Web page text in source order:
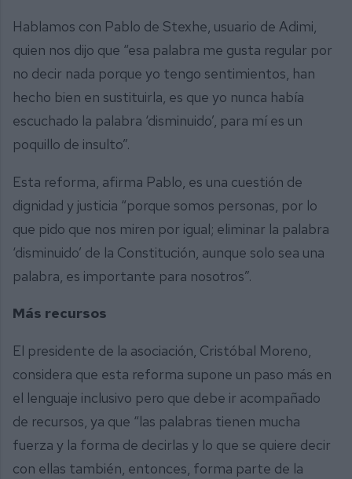
Hablamos con Pablo de Stexhe, usuario de Adimi,
quien nos dijo que “esa palabra me gusta regular por
no decir nada porque yo tengo sentimientos, han
hecho bien en sustituirla, es que yo nunca había
escuchado la palabra ‘disminuido’, para mí es un
poquillo de insulto”.
Esta reforma, afirma Pablo, es una cuestión de
dignidad y justicia “porque somos personas, por lo
que pido que nos miren por igual; eliminar la palabra
‘disminuido’ de la Constitución, aunque solo sea una
palabra, es importante para nosotros”.
Más recursos
El presidente de la asociación, Cristóbal Moreno,
considera que esta reforma supone un paso más en
el lenguaje inclusivo pero que debe ir acompañado
de recursos, ya que “las palabras tienen mucha
fuerza y la forma de decirlas y lo que se quiere decir
con ellas también, entonces, forma parte de la